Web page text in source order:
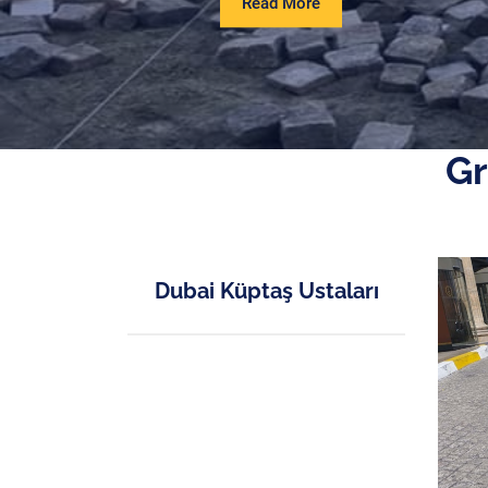
More
Dubai Küptaş Ustaları